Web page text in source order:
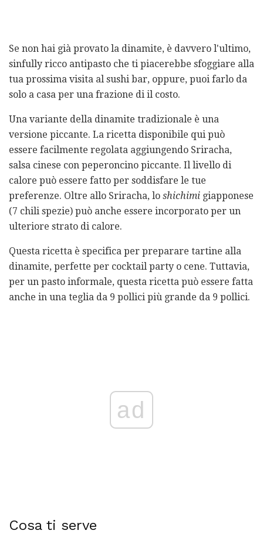
Se non hai già provato la dinamite, è davvero l'ultimo,
sinfully ricco antipasto che ti piacerebbe sfoggiare alla
tua prossima visita al sushi bar, oppure, puoi farlo da
solo a casa per una frazione di il costo.
Una variante della dinamite tradizionale è una
versione piccante. La ricetta disponibile qui può
essere facilmente regolata aggiungendo Sriracha,
salsa cinese con peperoncino piccante. Il livello di
calore può essere fatto per soddisfare le tue
preferenze. Oltre allo Sriracha, lo shichimi giapponese
(7 chili spezie) può anche essere incorporato per un
ulteriore strato di calore.
Questa ricetta è specifica per preparare tartine alla
dinamite, perfette per cocktail party o cene. Tuttavia,
per un pasto informale, questa ricetta può essere fatta
anche in una teglia da 9 pollici più grande da 9 pollici.
ad
Cosa ti serve